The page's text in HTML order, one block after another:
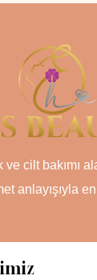
cilt bakımı
anlayışıyla